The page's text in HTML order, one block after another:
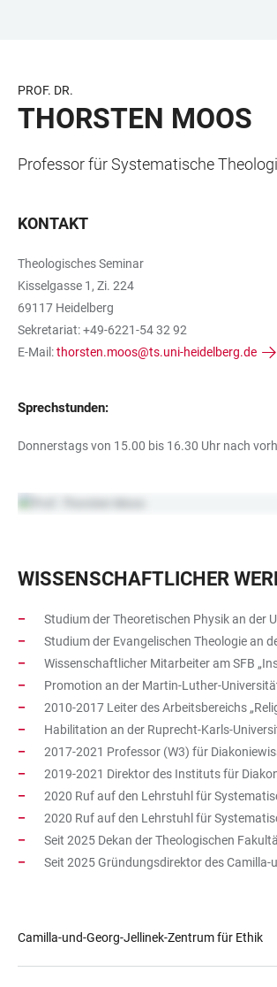
BARRIEREFREIHEIT
PROF. DR.
THORSTEN MOOS
Professor für Systematische
KONTAKT
Theologisches Seminar
Kisselgasse 1, Zi. 224
69117 Heidelberg
Sekretariat: +49-6221-54 32 92
E-Mail:thorsten.moos@ts.uni-heidelberg.de
Sprechstunden:
Donnerstags von 15.00 bis 16.30 Uhr nach
WISSENSCHAFTLICHER
Studium der Theoretischen Physik an der
Studium der Evangelischen Theologie an
Wissenschaftlicher Mitarbeiter am SFB
Promotion an der Martin-Luther-
2010-2017 Leiter des Arbeitsbereichs
Habilitation an der Ruprecht-Karls-
2017-2021 Professor (W3) für
2019-2021 Direktor des Instituts für
2020 Ruf auf den Lehrstuhl für
2020 Ruf auf den Lehrstuhl für
Seit 2025 Dekan der Theologischen
Seit 2025 Gründungsdirektor des
Camilla-und-Georg-Jellinek-Zentrum für Ethik